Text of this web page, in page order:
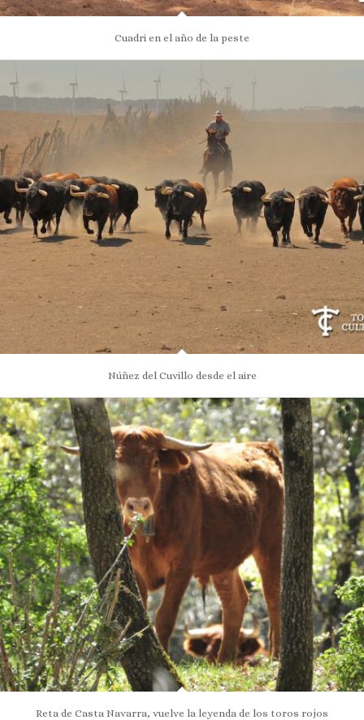
Cuadri en el año de la peste
Núñez del Cuvillo desde el aire
Reta de Casta Navarra, vuelve la leyenda de los toros rojos